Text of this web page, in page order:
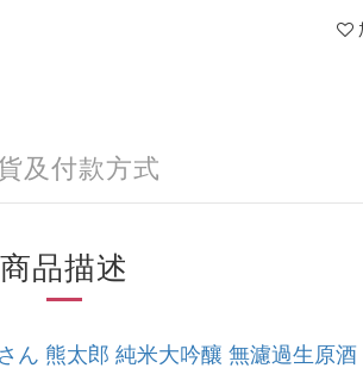
及付款方式
商品描述
熊太郎 純米大吟釀 無濾過生原酒